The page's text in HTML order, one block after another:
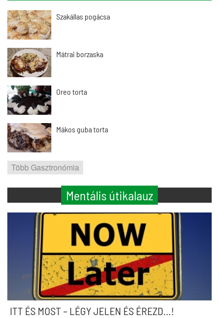
Szakállas pogácsa
Mátrai borzaska
Oreo torta
Mákos guba torta
Több Gasztronómia
Mentális útikalauz
ITT ÉS MOST – LÉGY JELEN ÉS ÉREZD…!